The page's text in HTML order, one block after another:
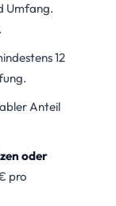
Umfang.
12
Anteil
oder
pro